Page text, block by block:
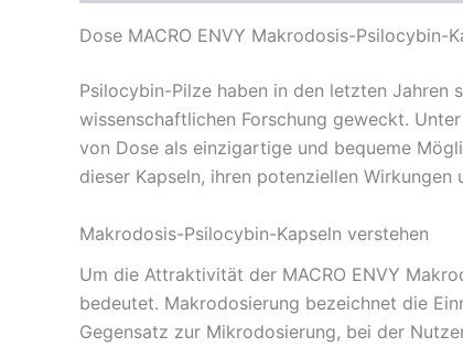
Dose MACRO ENVY Makrodosis-Psilocybin-
Psilocybin-Pilze haben in den letzten Jahren
wissenschaftlichen Forschung geweckt.
von Dose als einzigartige und bequeme
dieser Kapseln, ihren potenziellen
Makrodosis-Psilocybin-Kapseln verstehen
Um die Attraktivität der MACRO ENVY
bedeutet. Makrodosierung bezeichnet die
Gegensatz zur Mikrodosierung, bei der